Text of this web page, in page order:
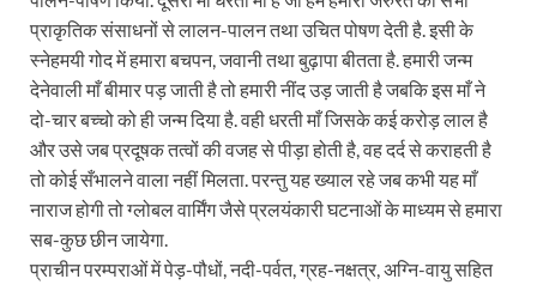
प्राकृतिक संसाधनों से लालन-पालन तथा उचित पोषण देती है. इसी के
स्नेहमयी गोद में हमारा बचपन, जवानी तथा बुढ़ापा बीतता है. हमारी जन्म
देनेवाली माँ बीमार पड़ जाती है तो हमारी नींद उड़ जाती है जबकि इस माँ ने
दो-चार बच्चो को ही जन्म दिया है. वही धरती माँ जिसके कई करोड़ लाल है
और उसे जब प्रदूषक तत्वों की वजह से पीड़ा होती है, वह दर्द से कराहती है
तो कोई सँभालने वाला नहीं मिलता. परन्तु यह ख्याल रहे जब कभी यह माँ
नाराज होगी तो ग्लोबल वार्मिंग जैसे प्रलयंकारी घटनाओं के माध्यम से हमारा
सब-कुछ छीन जायेगा.
प्राचीन परम्पराओं में पेड़-पौधों, नदी-पर्वत, ग्रह-नक्षत्र, अग्नि-वायु सहित